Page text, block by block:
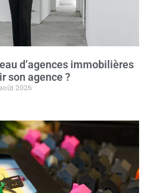
d’agences immobilières
son agence ?
2026